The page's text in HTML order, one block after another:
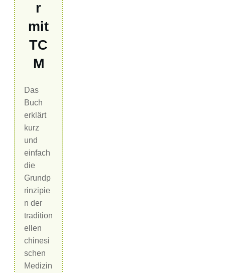
r
mit
TC
M
Das
Buch
erklärt
kurz
und
einfach
die
Grundp
rinzipie
n der
tradition
ellen
chinesi
schen
Medizin